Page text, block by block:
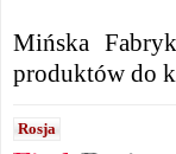
Mińska
produktów do
Rosja